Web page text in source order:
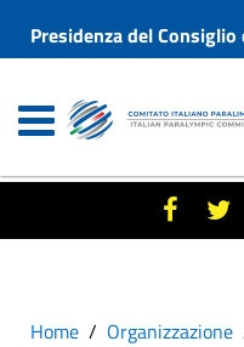
Presidenza del
Home Organizzazione